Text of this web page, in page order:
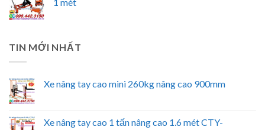
TIN MỚI NHẤT
Xe nâng tay cao mini 260kg nâng cao 900mm
Xe nâng tay cao 1 tấn nâng cao 1.6 mét CTY-